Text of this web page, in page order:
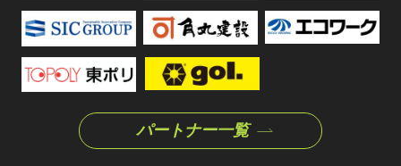
パートナー一覧